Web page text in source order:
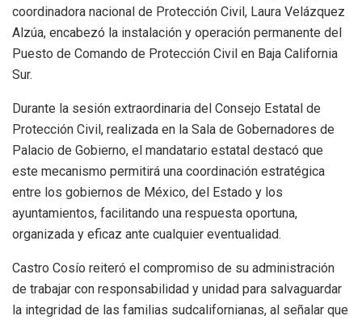
coordinadora nacional de Protección Civil, Laura Velázquez
Alzúa, encabezó la instalación y operación permanente del
Puesto de Comando de Protección Civil en Baja California
Sur.
Durante la sesión extraordinaria del Consejo Estatal de
Protección Civil, realizada en la Sala de Gobernadores de
Palacio de Gobierno, el mandatario estatal destacó que
este mecanismo permitirá una coordinación estratégica
entre los gobiernos de México, del Estado y los
ayuntamientos, facilitando una respuesta oportuna,
organizada y eficaz ante cualquier eventualidad.
Castro Cosío reiteró el compromiso de su administración
de trabajar con responsabilidad y unidad para salvaguardar
la integridad de las familias sudcalifornianas, al señalar que